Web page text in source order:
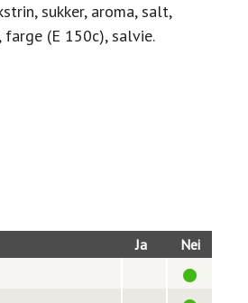
sukker, aroma, salt,
(E 150c), salvie.
Ja
Nei